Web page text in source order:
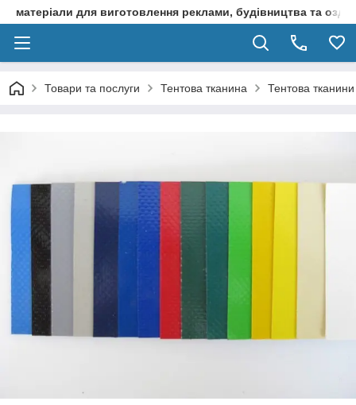
матеріали для виготовлення реклами, будівництва та
Товари та послуги Тентова тканина Тентова